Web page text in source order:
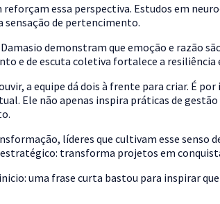
essa perspectiva. Estudos em
sensação de pertencimento.
demonstram que emoção e razão
e de escuta coletiva fortalece a
a equipe dá dois à frente para criar. É
Ele não apenas inspira práticas de
líderes que cultivam esse
transforma projetos em
uma frase curta bastou para inspirar